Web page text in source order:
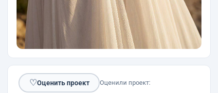
♡Оценить проект Оценили проект: